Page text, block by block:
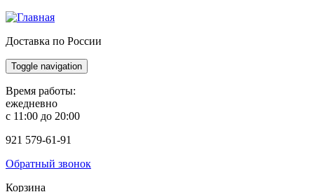
Доставка по России
Toggle navigation
Время работы:
ежедневно
с 11:00 до 20:00
921 579-61-91
Обратный звонок
Корзина